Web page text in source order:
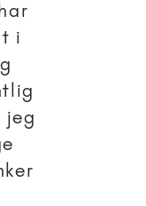
i
jeg